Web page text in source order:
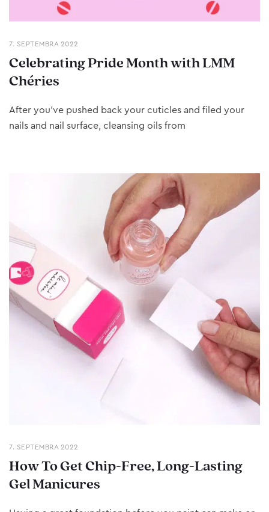
7. SEPTEMBRA 2022
Celebrating Pride Month with LMM
Chéries
After you’ve pushed back your cuticles and filed your
nails and nail surface, cleansing oils from
7. SEPTEMBRA 2022
How To Get Chip-Free, Long-Lasting
Gel Manicures